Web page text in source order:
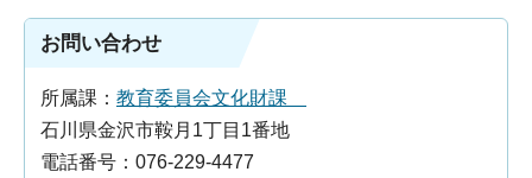
お問い合わせ
所属課： 教育委員会文化財課
石川県金沢市鞍月1丁目1番地
電話番号：076-229-4477